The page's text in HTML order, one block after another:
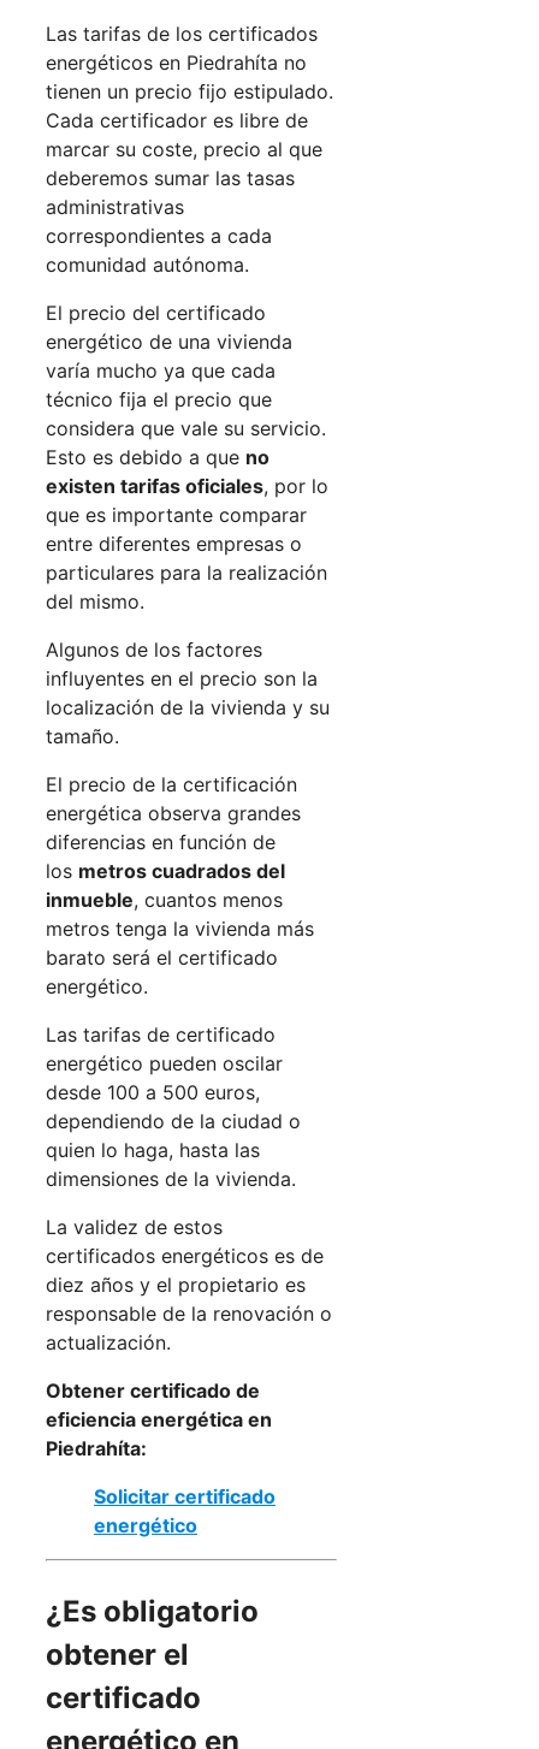
Las tarifas de los certificados
energéticos en Piedrahíta no
tienen un precio fijo estipulado.
Cada certificador es libre de
marcar su coste, precio al que
deberemos sumar las tasas
administrativas
correspondientes a cada
comunidad autónoma.
El precio del certificado
energético de una vivienda
varía mucho ya que cada
técnico fija el precio que
considera que vale su servicio.
Esto es debido a que no
existen tarifas oficiales, por lo
que es importante comparar
entre diferentes empresas o
particulares para la realización
del mismo.
Algunos de los factores
influyentes en el precio son la
localización de la vivienda y su
tamaño.
El precio de la certificación
energética observa grandes
diferencias en función de
los metros cuadrados del
inmueble, cuantos menos
metros tenga la vivienda más
barato será el certificado
energético.
Las tarifas de certificado
energético pueden oscilar
desde 100 a 500 euros,
dependiendo de la ciudad o
quien lo haga, hasta las
dimensiones de la vivienda.
La validez de estos
certificados energéticos es de
diez años y el propietario es
responsable de la renovación o
actualización.
Obtener certificado de
eficiencia energética en
Piedrahíta:
Solicitar certificado
energético
¿Es obligatorio
obtener el
certificado
energético en